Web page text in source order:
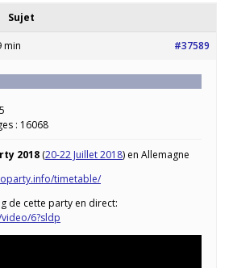
Sujet
min #37589
: 16068
2018 (20-22 Juillet 2018) en Allemagne
timetable/
de cette party en direct:
6?sldp